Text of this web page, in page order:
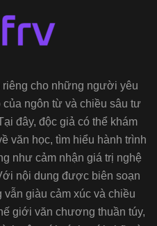
riêng cho những người yêu
ngôn từ và chiều sâu tư
đây, độc giả có thể khám
văn học, tìm hiểu hành trình
như cảm nhận giá trị nghệ
nội dung được biên soạn
giàu cảm xúc và chiều
giới văn chương thuần túy,